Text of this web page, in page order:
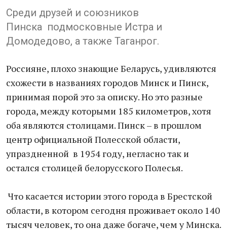
Среди друзей и союзников
Пинска подмосковные Истра и
Домодедово, а также Таганрог.
Россияне, плохо знающие Беларусь, удивляются
схожести в названиях городов Минск и Пинск,
принимая порой это за описку. Но это разные
города, между которыми 185 километров, хотя
оба являются столицами. Пинск – в прошлом
центр официальной Полесской области,
упраздненной в 1954 году, негласно так и
остался столицей белорусского Полесья.
Что касается истории этого города в Брестской
области, в котором сегодня проживает около 140
тысяч человек, то она даже богаче, чем у Минска.